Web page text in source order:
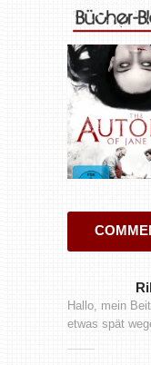
Hallo, mein
etwas spät